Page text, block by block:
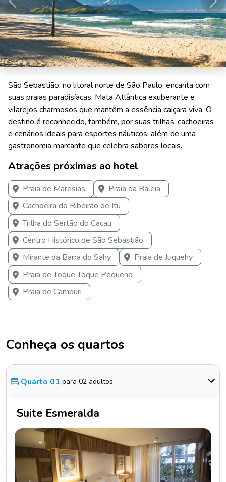
Anterior
São Sebastião, no litoral norte de São Paulo, encanta com
suas praias paradisíacas, Mata Atlântica exuberante e
vilarejos charmosos que mantêm a essência caiçara viva. O
destino é reconhecido, também, por suas trilhas, cachoeiras
e cenários ideais para esportes náuticos, além de uma
gastronomia marcante que celebra sabores locais.
Atrações próximas ao hotel
Praia de Maresias
Praia da Baleia
Cachoeira do Ribeirão de Itu
Trilha do Sertão do Cacau
Centro Histórico de São Sebastião
Mirante da Barra do Sahy
Praia de Juquehy
Praia de Toque Toque Pequeno
Praia de Camburi
Conheça os quartos
Quarto 01 para 02 adultos
Suite Esmeralda